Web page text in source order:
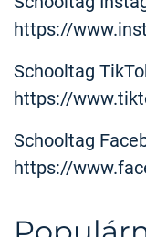
https://
Schooltag
https://
Schooltag
https://